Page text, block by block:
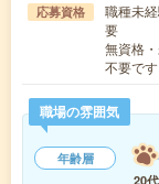
応募資格
職種未
要
無資格
不要で
職場の雰囲気
年齢層
20代